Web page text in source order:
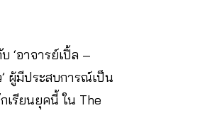
‘อาจารย์เปิ้ล –
ผู้มีประสบการณ์เป็น
เรียนยุคนี้ ใน The